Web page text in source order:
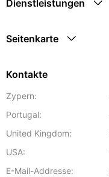
Dienstleistungen
Seitenkarte
Kontakte
Zypern:
Portugal:
United Kingdom:
USA:
E-Mail-Addresse: